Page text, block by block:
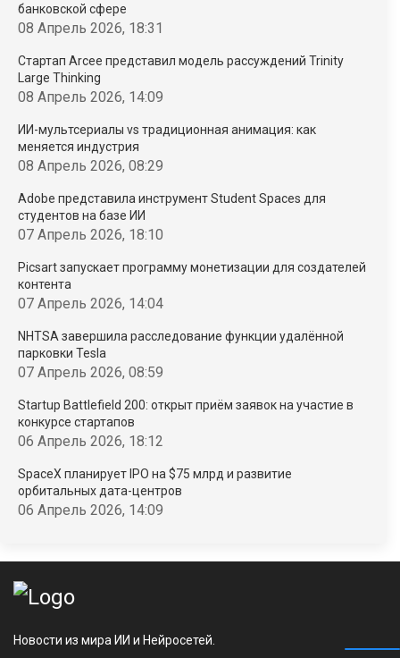
банковской сфере
08 Апрель 2026, 18:31
Стартап Arcee представил модель рассуждений Trinity
Large Thinking
08 Апрель 2026, 14:09
ИИ-мультсериалы vs традиционная анимация: как
меняется индустрия
08 Апрель 2026, 08:29
Adobe представила инструмент Student Spaces для
студентов на базе ИИ
07 Апрель 2026, 18:10
Picsart запускает программу монетизации для создателей
контента
07 Апрель 2026, 14:04
NHTSA завершила расследование функции удалённой
парковки Tesla
07 Апрель 2026, 08:59
Startup Battlefield 200: открыт приём заявок на участие в
конкурсе стартапов
06 Апрель 2026, 18:12
SpaceX планирует IPO на $75 млрд и развитие
орбитальных дата-центров
06 Апрель 2026, 14:09
Новости из мира ИИ и Нейросетей.